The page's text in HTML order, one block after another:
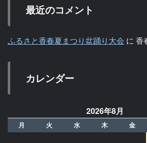
最近のコメント
ふるさと香春夏まつり盆踊り大会 に 香
カレンダー
2026年8月
月 火 水 木 金